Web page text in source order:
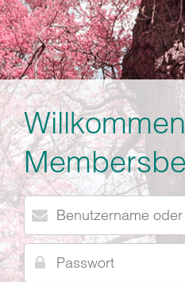
Benutzername
oder
E-
Mail
Passwort